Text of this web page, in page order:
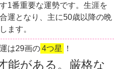
1番重要な運勢です。生涯を
運となり、主に50歳以降の晩
ます。
は29画の4つ星 ！
能がある。厳格な